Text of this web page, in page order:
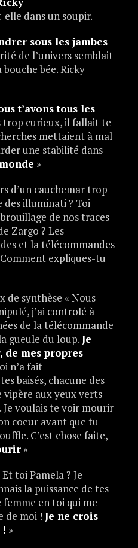
dans un soupir.
sous les jambes
de l’univers semblait
bée. Ricky
t’avons tous les
trop curieux, il fallait te
mettaient à mal
une stabilité dans
»
d’un cauchemar trop
des illuminati ? Toi
de nos traces
Zargo ? Les
et la télécommandes
expliques-tu
de synthèse « Nous
j’ai controlé à
de la télécommande
gueule du loup.Je
mes propres
n’a fait
baisés, chacune des
vipère aux yeux verts
voulais te voir mourir
coeur avant que tu
C’est chose faite,
»
toi Pamela ? Je
la puissance de tes
femme en toi qui me
de moi ! Je ne crois
»